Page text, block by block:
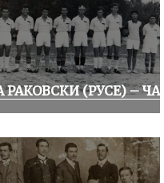
РАКОВСКИ (РУСЕ) –